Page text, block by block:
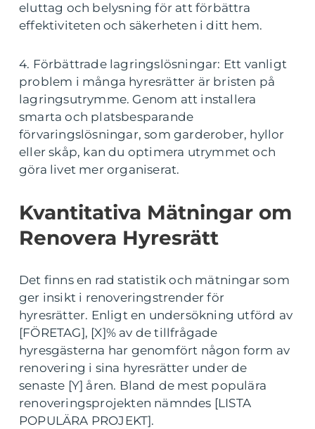
eluttag och belysning för att förbättra
effektiviteten och säkerheten i ditt hem.
4. Förbättrade lagringslösningar: Ett vanligt
problem i många hyresrätter är bristen på
lagringsutrymme. Genom att installera
smarta och platsbesparande
förvaringslösningar, som garderober, hyllor
eller skåp, kan du optimera utrymmet och
göra livet mer organiserat.
Kvantitativa Mätningar om
Renovera Hyresrätt
Det finns en rad statistik och mätningar som
ger insikt i renoveringstrender för
hyresrätter. Enligt en undersökning utförd av
[FÖRETAG], [X]% av de tillfrågade
hyresgästerna har genomfört någon form av
renovering i sina hyresrätter under de
senaste [Y] åren. Bland de mest populära
renoveringsprojekten nämndes [LISTA
POPULÄRA PROJEKT].